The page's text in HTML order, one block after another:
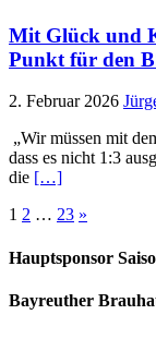
Mit Glück und
Punkt für den
2. Februar 2026
„Wir müssen mit
dass es nicht 1:3
die […]
der
1 2 … 23 »
Hauptsponsor
Bayreuther